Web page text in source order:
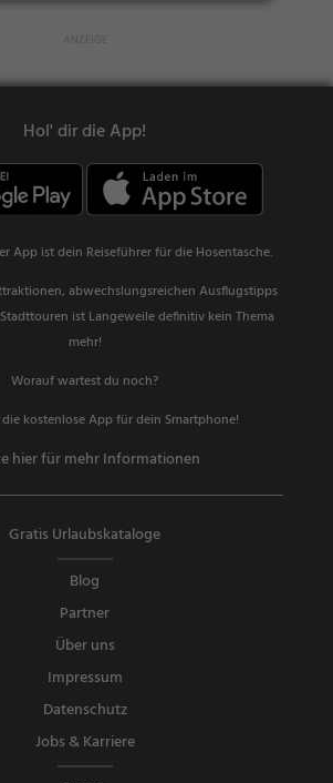
Hol' dir die App!
App ist dein Reiseführer für die Hosentasche.
abwechslungsreichen Ausflugstipps
ist Langeweile definitiv kein Thema
mehr!
Worauf wartest du noch?
kostenlose App für dein Smartphone!
hier für mehr Informationen
Gratis Urlaubskataloge
Blog
Partner
Über uns
Impressum
Datenschutz
Jobs & Karriere